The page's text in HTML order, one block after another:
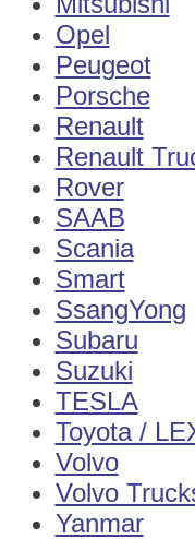
Opel
Peugeot
Porsche
Renault
Renault
Rover
SAAB
Scania
Smart
SsangYong
Subaru
Suzuki
TESLA
Toyota /
Volvo
Volvo
Yanmar